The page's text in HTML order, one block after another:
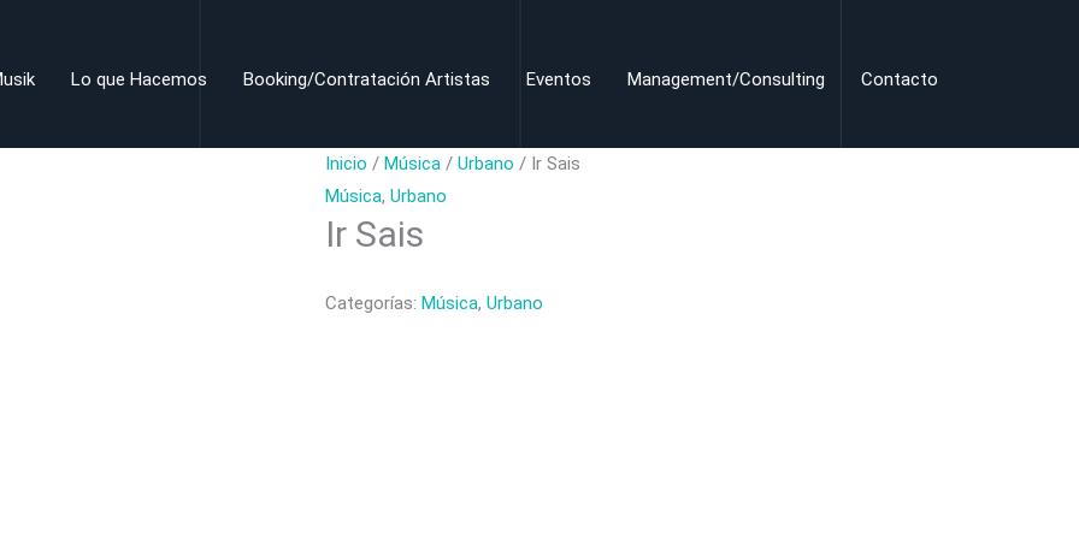
Lo que Hacemos Booking/Contratación Artistas Eventos Management/Consulting Contacto
Inicio / Música/ Urbano / Ir Sais
Música, Urbano
Ir Sais
Categorías: Música, Urbano